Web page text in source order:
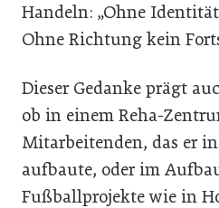
Handeln: „Ohne
Ohne Richtung kein
Dieser Gedanke prägt
ob in einem Reha-
Mitarbeitenden, das er in
aufbaute, oder im
Fußballprojekte wie in